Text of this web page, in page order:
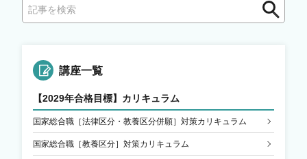
索
講座一覧
【2029年合格目標】カリキュラム
国家総合職［法律区分・教養区分併願］対策カリキュラム
国家総合職［教養区分］対策カリキュラム